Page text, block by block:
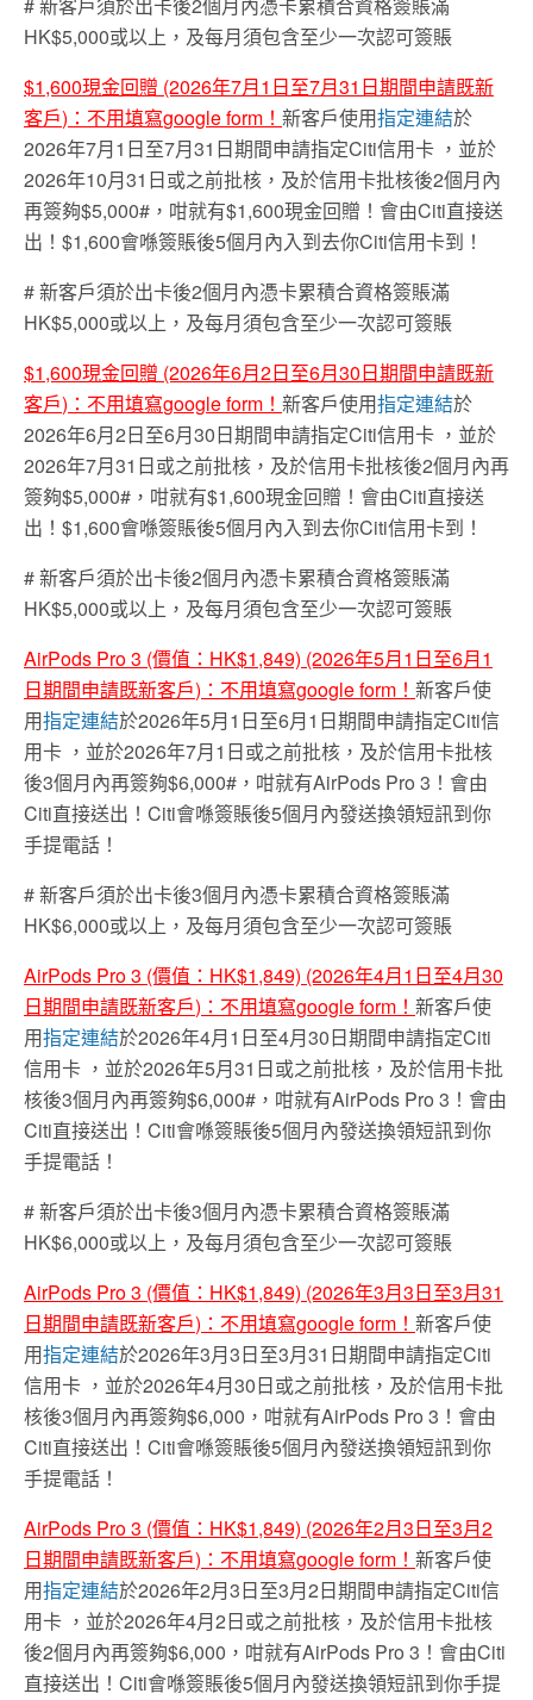
# 新客戶須於出卡後2個月內憑卡累積合資格簽賬滿
HK$5,000或以上，及每月須包含至少一次認可簽賬
$1,600現金回贈 (2026年7月1日至7月31日期間申請既新
客戶) ：不用填寫google form ！ 新客戶使用指定連結於
2026年7月1日至7月31日期間申請指定Citi信用卡 ，並於
2026年10月31日或之前批核，及於信用卡批核後2個月內
再簽夠$5,000#，咁就有$1,600現金回贈！會由Citi直接送
出！$1,600會喺簽賬後5個月內入到去你Citi信用卡到！
# 新客戶須於出卡後2個月內憑卡累積合資格簽賬滿
HK$5,000或以上，及每月須包含至少一次認可簽賬
$1,600現金回贈 (2026年6月2日至6月30日期間申請既新
客戶) ：不用填寫google form ！ 新客戶使用指定連結於
2026年6月2日至6月30日期間申請指定Citi信用卡 ，並於
2026年7月31日或之前批核，及於信用卡批核後2個月內再
簽夠$5,000#，咁就有$1,600現金回贈！會由Citi直接送
出！$1,600會喺簽賬後5個月內入到去你Citi信用卡到！
# 新客戶須於出卡後2個月內憑卡累積合資格簽賬滿
HK$5,000或以上，及每月須包含至少一次認可簽賬
AirPods Pro 3 (價值：HK$1,849) (2026年5月1日至6月1
日期間申請既新客戶) ：不用填寫google form ！ 新客戶使
用指定連結於2026年5月1日至6月1日期間申請指定Citi信
用卡 ，並於2026年7月1日或之前批核，及於信用卡批核
後3個月內再簽夠$6,000#，咁就有AirPods Pro 3！會由
Citi直接送出！Citi會喺簽賬後5個月內發送換領短訊到你
手提電話！
# 新客戶須於出卡後3個月內憑卡累積合資格簽賬滿
HK$6,000或以上，及每月須包含至少一次認可簽賬
AirPods Pro 3 (價值：HK$1,849) (2026年4月1日至4月30
日期間申請既新客戶) ：不用填寫google form ！ 新客戶使
用指定連結於2026年4月1日至4月30日期間申請指定Citi
信用卡 ，並於2026年5月31日或之前批核，及於信用卡批
核後3個月內再簽夠$6,000#，咁就有AirPods Pro 3！會由
Citi直接送出！Citi會喺簽賬後5個月內發送換領短訊到你
手提電話！
# 新客戶須於出卡後3個月內憑卡累積合資格簽賬滿
HK$6,000或以上，及每月須包含至少一次認可簽賬
AirPods Pro 3 (價值：HK$1,849) (2026年3月3日至3月31
日期間申請既新客戶) ：不用填寫google form ！ 新客戶使
用指定連結於2026年3月3日至3月31日期間申請指定Citi
信用卡 ，並於2026年4月30日或之前批核，及於信用卡批
核後3個月內再簽夠$6,000，咁就有AirPods Pro 3！會由
Citi直接送出！Citi會喺簽賬後5個月內發送換領短訊到你
手提電話！
AirPods Pro 3 (價值：HK$1,849) (2026年2月3日至3月2
日期間申請既新客戶) ：不用填寫google form ！ 新客戶使
用指定連結於2026年2月3日至3月2日期間申請指定Citi信
用卡 ，並於2026年4月2日或之前批核，及於信用卡批核
後2個月內再簽夠$6,000，咁就有AirPods Pro 3！會由Citi
直接送出！Citi會喺簽賬後5個月內發送換領短訊到你手提